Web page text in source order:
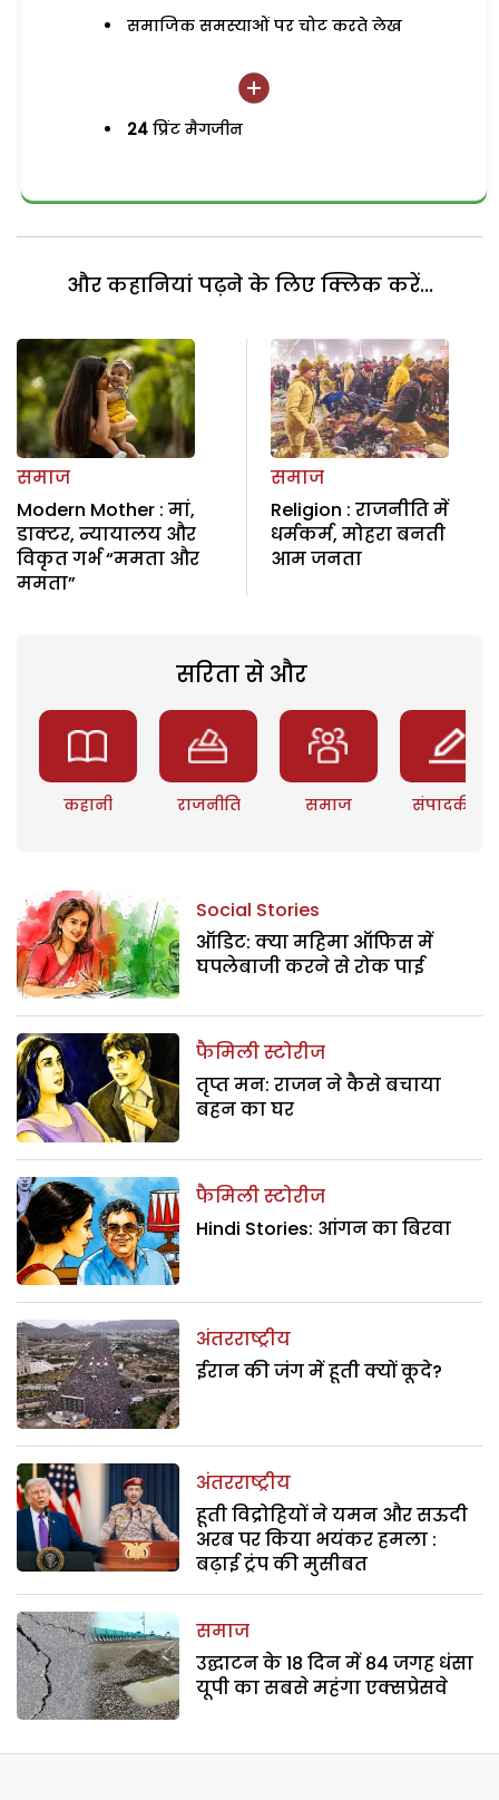
समाजिक समस्याओं पर चोट करते लेख
24 प्रिंट मैगजीन
और कहानियां पढ़ने के लिए क्लिक करें...
समाज
Modern Mother : मां,
डाक्टर, न्यायालय और
विकृत गर्भ “ममता और
ममता”
समाज
Religion : राजनीति में
धर्मकर्म, मोहरा बनती
आम जनता
सरिता से और
कहानी राजनीति समाज संपादकीय
Social Stories
ऑडिट: क्या महिमा ऑफिस में
घपलेबाजी करने से रोक पाई
फैमिली स्टोरीज
तृप्त मन: राजन ने कैसे बचाया
बहन का घर
फैमिली स्टोरीज
Hindi Stories: आंगन का बिरवा
अंतरराष्ट्रीय
ईरान की जंग में हूती क्यों कूदे?
अंतरराष्ट्रीय
हूती विद्रोहियों ने यमन और सऊदी
अरब पर किया भयंकर हमला :
बढ़ाई ट्रंप की मुसीबत
समाज
उद्घाटन के 18 दिन में 84 जगह धंसा
यूपी का सबसे महंगा एक्सप्रेसवे